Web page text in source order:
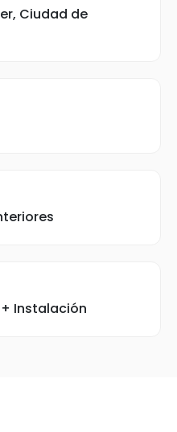
Ciudad de
Instalación